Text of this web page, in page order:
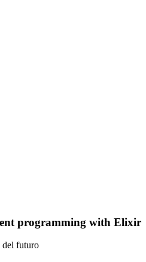
programming with Elixir
del futuro